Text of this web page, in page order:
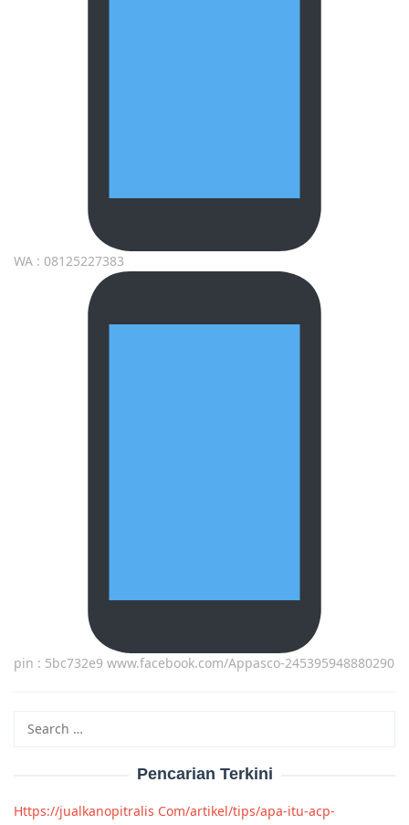
WA : 08125227383
pin : 5bc732e9 www.facebook.com/Appasco-245395948880290
Pencarian Terkini
Https://jualkanopitralis Com/artikel/tips/apa-itu-acp-